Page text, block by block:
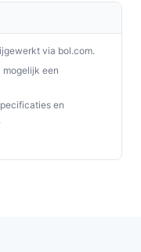
via bol.com.
een
en